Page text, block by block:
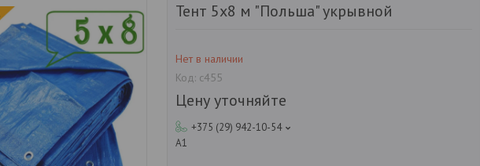
Тент 5х8 м "Польша" укрывной
Нет в наличии
Код: с455
Цену уточняйте
+375 (29) 942-10-54
А1